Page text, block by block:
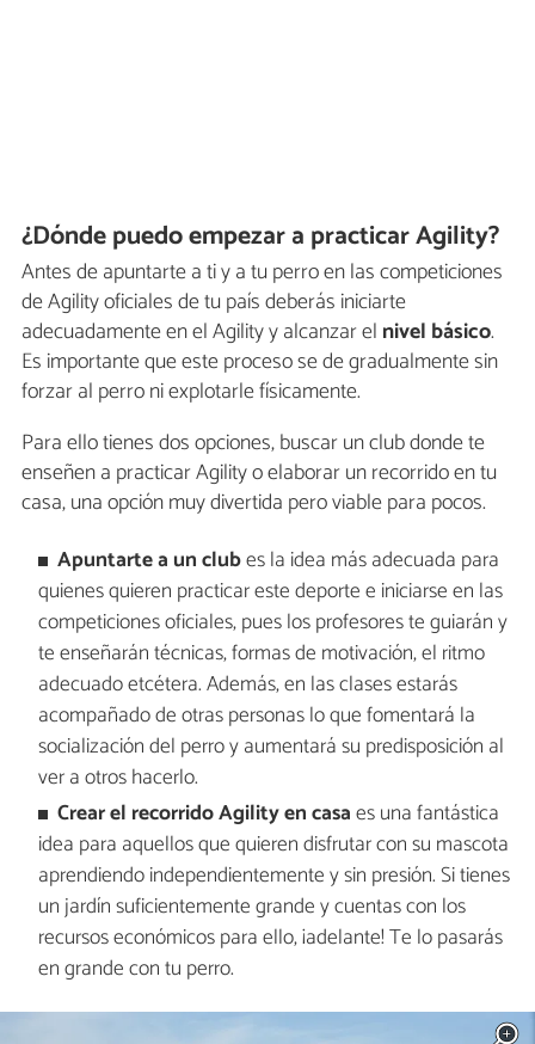
¿Dónde puedo empezar a practicar Agility?
Antes de apuntarte a ti y a tu perro en las competiciones
de Agility oficiales de tu país deberás iniciarte
adecuadamente en el Agility y alcanzar el nivel básico.
Es importante que este proceso se de gradualmente sin
forzar al perro ni explotarle físicamente.
Para ello tienes dos opciones, buscar un club donde te
enseñen a practicar Agility o elaborar un recorrido en tu
casa, una opción muy divertida pero viable para pocos.
Apuntarte a un clubes la idea más adecuada para
quienes quieren practicar este deporte e iniciarse en las
competiciones oficiales, pues los profesores te guiarán y
te enseñarán técnicas, formas de motivación, el ritmo
adecuado etcétera. Además, en las clases estarás
acompañado de otras personas lo que fomentará la
socialización del perro y aumentará su predisposición al
ver a otros hacerlo.
Crear el recorrido Agility en casaes una fantástica
idea para aquellos que quieren disfrutar con su mascota
aprendiendo independientemente y sin presión. Si tienes
un jardín suficientemente grande y cuentas con los
recursos económicos para ello, ¡adelante! Te lo pasarás
en grande con tu perro.